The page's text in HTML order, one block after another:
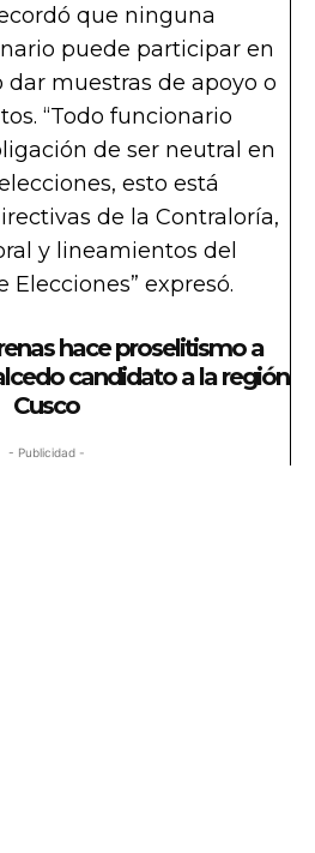
que ninguna
puede participar en
muestras de apoyo o
“Todo funcionario
de ser neutral en
esto está
de la Contraloría,
y lineamientos del
Elecciones” expresó.
hace proselitismo a
candidato a la región
Cusco
- Publicidad -